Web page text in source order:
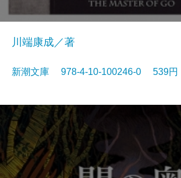
川端康成／著
新潮文庫 978-4-10-100246-0 539